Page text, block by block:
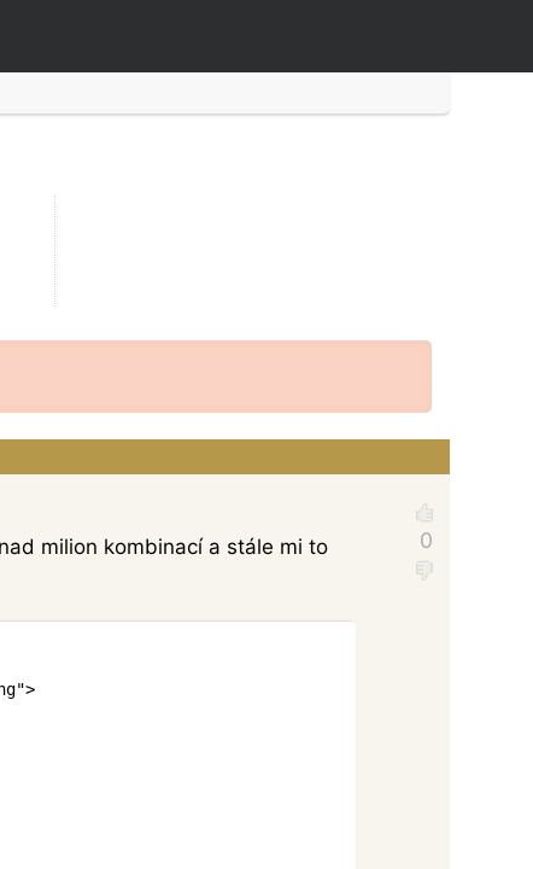
milion kombinací a stále mi to
">